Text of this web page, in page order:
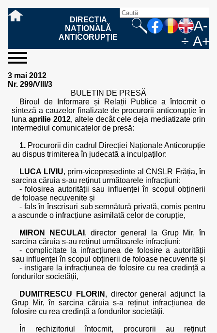
DIRECȚIA
NAȚIONALĂ
ANTICORUPȚIE
A-
÷ A+
sesizați-
ne
Ce
înseamnă
corupție
Cum
sesizați
de
corupție?
Cum
este
cel care
denunță?
Ce
trebuie
conțină o
sesizare?
Fazele
procesului
Ce
urmează
sesizez
o faptă
de
corupție?
Care sunt
drepturile și
persoanelor
în procesul
penal?
Cum
sprijiniți
oferind
date
despre
posibile
corupție?
despre
noi
Cine
lucrează
Cu ce
se
DNA?
Sursele
de
ale DNA
Structura
Conducerea
Structuri
teritoriale
Cadrul
legal
Resurse
financiare
publice
Resurse
umane
Integritate
instituțională
rezultatele
noastre
Rapoarte
de
Hotărâri
penale
în cauze
de
corupție
mass
media
Biroul de
informare
publice -
Contacte
Comunicate
de presă
Model de
acreditare
Drept
la
Evenimente
informare
publică
Persoana
responsabilă
informarea
publică
Model
solicitare
în baza
Legii
544/2001
Raportul
anual
aplicarea
Legii
544/2001
Legea
544/2001
de
aplicare
Protecția
datelor
caracter
personal
Modalități
de
a
răspunsului
oferit în
baza Legii
cooperare
internațională
Programe
Evenimente
internaționale
Cadrul legal
internațional
3 mai 2012
Nr. 299/VIII/3
BULETIN DE PRESĂ
Biroul de Informare și Relații Publice a întocmit o
sinteză a cauzelor finalizate de procurorii anticorupție în
lunaaprilie 2012, altele decât cele deja mediatizate prin
intermediul comunicatelor de presă:
1. Procurorii din cadrul Direcției Naționale Anticorupție
au dispus trimiterea în judecată a inculpaților:
LUCA LIVIU, prim-vicepreședinte al CNSLR Frăția, în
sarcina căruia s-au reținut următoarele infracțiuni:
- folosirea autorității sau influenței în scopul obținerii
de foloase necuvenite și
- fals în înscrisuri sub semnătură privată, comis pentru
a ascunde o infracțiune asimilată celor de corupție,
MIRON NECULAI , director general la Grup Mir, în
sarcina căruia s-au reținut următoarele infracțiuni:
- complicitate la infracțiunea de folosire a autorității
sau influenței în scopul obținerii de foloase necuvenite și
- instigare la infracțiunea de folosire cu rea credință a
fondurilor societății,
DUMITRESCU FLORIN , director general adjunct la
Grup Mir, în sarcina căruia s-a reținut infracțiunea de
folosire cu rea credință a fondurilor societății.
În rechizitoriul întocmit, procurorii au reținut